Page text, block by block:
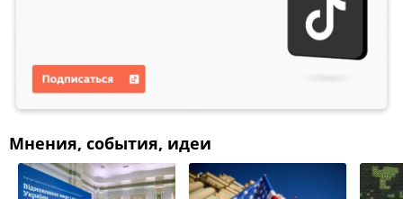
Мнения, события, идеи